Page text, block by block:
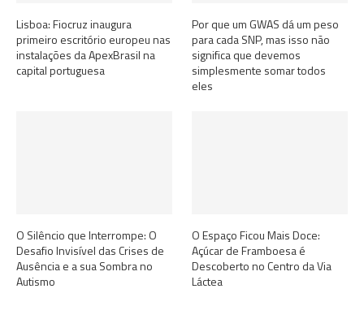
Lisboa: Fiocruz inaugura
primeiro escritório europeu nas
instalações da ApexBrasil na
capital portuguesa
Por que um GWAS dá um peso
para cada SNP, mas isso não
significa que devemos
simplesmente somar todos
eles
O Silêncio que Interrompe: O
Desafio Invisível das Crises de
Ausência e a sua Sombra no
Autismo
O Espaço Ficou Mais Doce:
Açúcar de Framboesa é
Descoberto no Centro da Via
Láctea